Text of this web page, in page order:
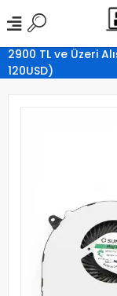
2900 TL ve Üzeri
120USD)